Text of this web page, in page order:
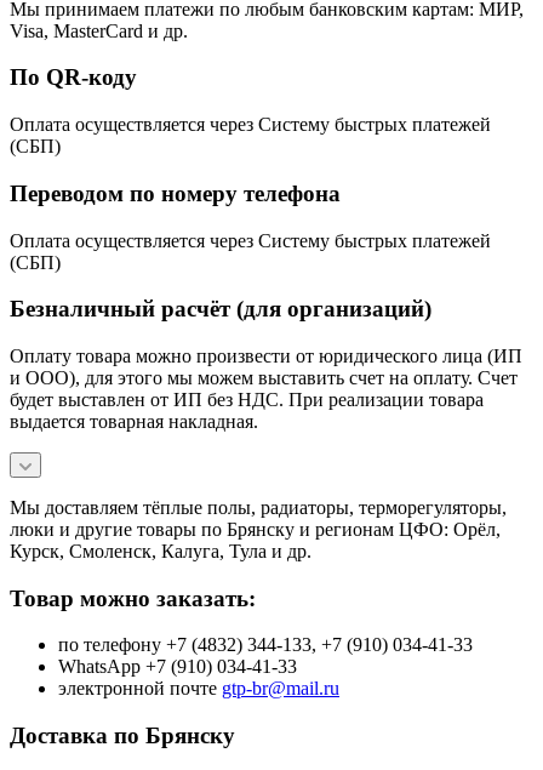
Мы принимаем платежи по любым банковским картам: МИР,
Visa, MasterCard и др.
По QR-коду
Оплата осуществляется через Систему быстрых платежей
(СБП)
Переводом по номеру телефона
Оплата осуществляется через Систему быстрых платежей
(СБП)
Безналичный расчёт (для организаций)
Оплату товара можно произвести от юридического лица (ИП
и ООО), для этого мы можем выставить счет на оплату. Счет
будет выставлен от ИП без НДС. При реализации товара
выдается товарная накладная.
Мы доставляем тёплые полы, радиаторы, терморегуляторы,
люки и другие товары по Брянску и регионам ЦФО: Орёл,
Курск, Смоленск, Калуга, Тула и др.
Товар можно заказать:
по телефону +7 (4832) 344-133, +7 (910) 034-41-33
WhatsApp +7 (910) 034-41-33
электронной почте gtp-br@mail.ru
Доставка по Брянску